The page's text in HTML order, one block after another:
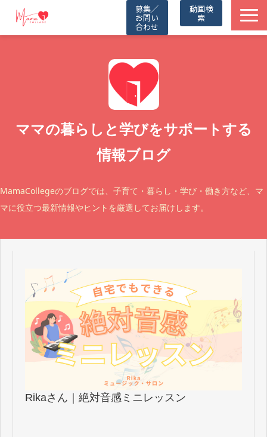
募集／
お問い
合わせ
動画検
索
取材記事
ママの暮らしと学びをサポートする
情報ブログ
MamaCollegeのブログでは、子育て・暮らし・学び・働き方など、マ
マに役立つ最新情報やヒントを厳選してお届けします。
Rikaさん｜絶対音感ミニレッスン